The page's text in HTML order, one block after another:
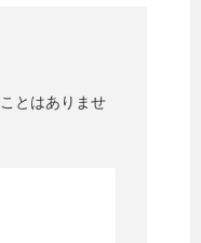
とはありませ